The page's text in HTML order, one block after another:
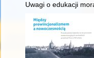
Uwagi o edukacji